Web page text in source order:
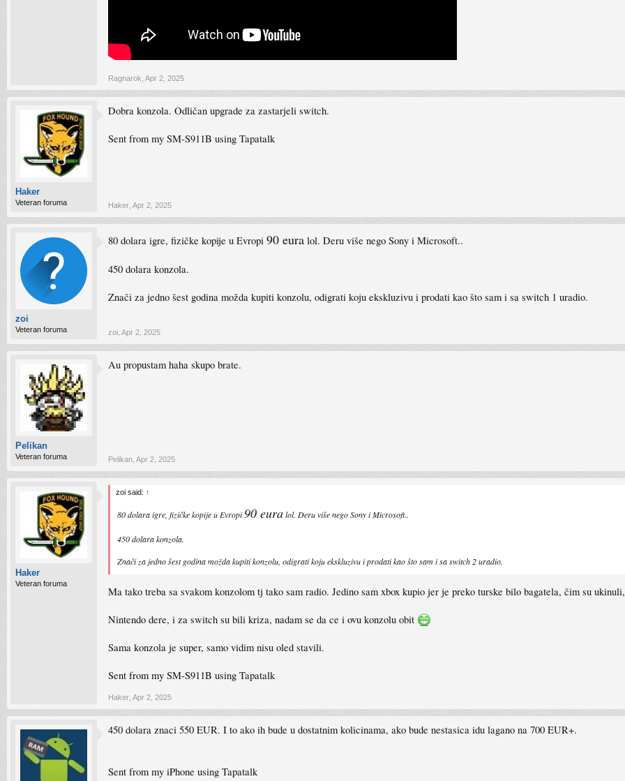
Ragnarok Apr 2, 2025
Haker
Veteran foruma
Dobra konzola. Odličan upgrade za zastarjeli switch.
Sent from my SM-S911B using Tapatalk
Haker Apr 2, 2025
zoi
Veteran foruma
80 dolara igre, fizičke kopije u Evropi 90 eura lol. Deru više nego Sony i Microsoft..
450 dolara konzola.
Znači za jedno šest godina možda kupiti konzolu, odigrati koju ekskluzivu i prodati kao što sam i sa switch 1 uradio.
zoi Apr 2, 2025
Pelikan
Veteran foruma
Au propustam haha skupo brate.
Pelikan Apr 2, 2025
Haker
Veteran foruma
zoi said: ↑
80 dolara igre, fizičke kopije u Evropi90 euralol. Deru više nego Sony i Microsoft..
450 dolara konzola.
Znači za jedno šest godina možda kupiti konzolu, odigrati koju ekskluzivu i prodati kao što sam i sa switch 2 uradio.
Ma tako treba sa svakom konzolom tj tako sam radio. Jedino sam xbox kupio jer je preko turske bilo bagatela, čim su
Nintendo dere, i za switch su bili kriza, nadam se da ce i ovu konzolu obit
Sama konzola je super, samo vidim nisu oled stavili.
Sent from my SM-S911B using Tapatalk
Haker Apr 2, 2025
450 dolara znaci 550 EUR. I to ako ih bude u dostatnim kolicinama, ako bude nestasica idu lagano na 700 EUR+.
Sent from my iPhone using Tapatalk